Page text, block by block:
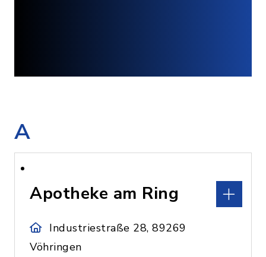
A
Apotheke am Ring
Industriestraße 28, 89269
Vöhringen